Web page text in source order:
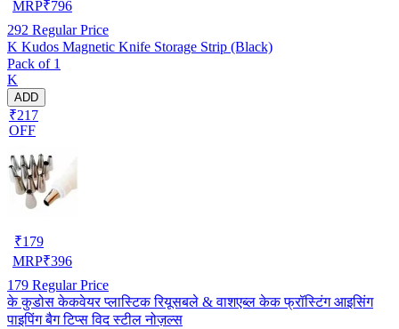
MRP₹796
292 Regular Price
K Kudos Magnetic Knife Storage Strip (Black)
Pack of 1
K
ADD
₹217
OFF
₹179
MRP₹396
179 Regular Price
के कुडोस केकवेयर प्लास्टिक रियूसबले & वाशएब्ल केक फ्रॉस्टिंग आइसिंग
पाइपिंग बैग टिप्स विद स्टील नोज़ल्स